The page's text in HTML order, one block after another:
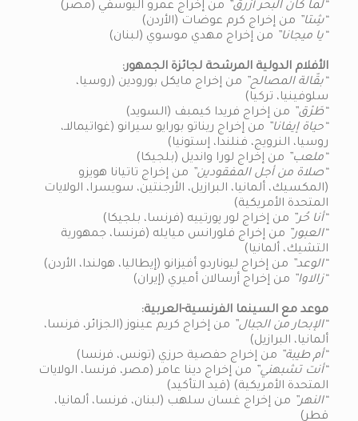
“لما كان البحر أزرق” من إخراج عمرو اليوسفي (مصر)
“شِتا” من إخراج كرم عوضات (الأردن)
“يا ميجانا” من إخراج مهدي موسوي (لبنان)
الأفلام الدولية المرشحة لجائزة الجمهور:
“بقّالة المصالح” من إخراج مايكل بورودين (روسيا،
سلوفينيا، تركيا)
“طَرْق” من إخراج فريدا كيمبف (السويد)
“حياة إيفانا” من إخراج ريناتو بورايو سيرانو (غواتيمالاـ،
روسيا، النرويج، فنلندا، إستونيا)
“ملعب” من إخراج لورا وانديل (بلجيكا)
“صلاة من أجل المفقودين” من إخراج تاتيانا هويزو
(المكسيك، ألمانيا، البرازيل، الأرجنتين، سويسرا، الولايات
المتحدة الأمريكية)
“أنا حُر” من إخراج لور پورتييه (فرنسا، بلجيكا)
“العبور” من إخراج فلورانس ميايله (فرنسا، جمهورية
التشيك، ألمانيا)
“الوعد” من إخراج ليوناردو أفيزانو (إيطاليا، هولندا، الأردن)
“زالاوا” من إخراج أرسالان أميري (إيران)
موعد مع السينما الفرنسية-العربية:
“الإبحار من الجبال” من إخراج كريم عينوز (الجزائر، فرنسا،
ألمانيا، البرازيل)
“أم طيبة” من إخراج حفصية حرزي (تونس، فرنسا)
“أنت تشبهني” من إخراج دينا عامر (مصر، فرنسا، الولايات
المتحدة الأمريكية) (قيد التأكيد)
“النهر” من إخراج غسان سلهب (لبنان، فرنسا، ألمانيا،
قطر)